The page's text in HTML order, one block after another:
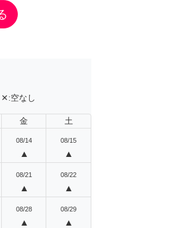
✕:空なし
金 土
08/14
▲
08/15
▲
08/21
▲
08/22
▲
08/28
▲
08/29
▲